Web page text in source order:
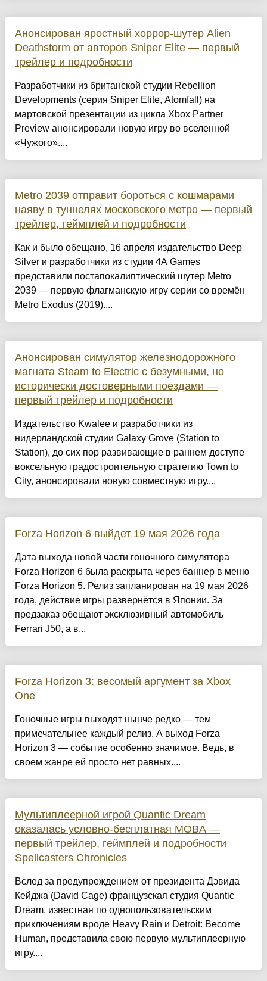
Анонсирован яростный хоррор-шутер Alien
Deathstorm от авторов Sniper Elite — первый
трейлер и подробности
Разработчики из британской студии Rebellion
Developments (серия Sniper Elite, Atomfall) на
мартовской презентации из цикла Xbox Partner
Preview анонсировали новую игру во вселенной
«Чужого»....
Metro 2039 отправит бороться с кошмарами
наяву в туннелях московского метро — первый
трейлер, геймплей и подробности
Как и было обещано, 16 апреля издательство Deep
Silver и разработчики из студии 4A Games
представили постапокалиптический шутер Metro
2039 — первую флагманскую игру серии со времён
Metro Exodus (2019)....
Анонсирован симулятор железнодорожного
магната Steam to Electric с безумными, но
исторически достоверными поездами —
первый трейлер и подробности
Издательство Kwalee и разработчики из
нидерландской студии Galaxy Grove (Station to
Station), до сих пор развивающие в раннем доступе
воксельную градостроительную стратегию Town to
City, анонсировали новую совместную игру....
Forza Horizon 6 выйдет 19 мая 2026 года
Дата выхода новой части гоночного симулятора
Forza Horizon 6 была раскрыта через баннер в меню
Forza Horizon 5. Релиз запланирован на 19 мая 2026
года, действие игры развернётся в Японии. За
предзаказ обещают эксклюзивный автомобиль
Ferrari J50, а в...
Forza Horizon 3: весомый аргумент за Xbox
One
Гоночные игры выходят нынче редко — тем
примечательнее каждый релиз. А выход Forza
Horizon 3 — событие особенно значимое. Ведь, в
своем жанре ей просто нет равных....
Мультиплеерной игрой Quantic Dream
оказалась условно-бесплатная MOBA —
первый трейлер, геймплей и подробности
Spellcasters Chronicles
Вслед за предупреждением от президента Дэвида
Кейджа (David Cage) французская студия Quantic
Dream, известная по однопользовательским
приключениям вроде Heavy Rain и Detroit: Become
Human, представила свою первую мультиплеерную
игру....